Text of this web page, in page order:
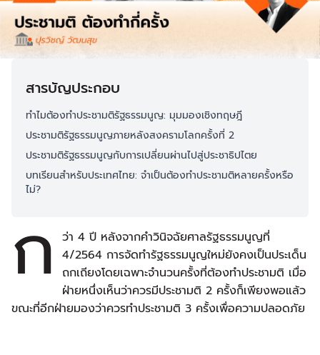
สารบัญประกอบ
ทำไมต้องทำประชามติรัฐธรรมนูญ: มุมมองเชิงทฤษฎี
ประชามติรัฐธรรมนูญภายหลังสงครามโลกครั้งที่ 2
ประชามติรัฐธรรมนูญกับการเปลี่ยนผ่านไปสู่ประชาธิปไตย
บทเรียนสำหรับประเทศไทย: จำเป็นต้องทำประชามติหลายครั้งหรือ
ไม่?
ก
ว่า 4 ปี หลังจากคำวินิจฉัยศาลรัฐธรรมนูญที่
4/2564 การจัดทำรัฐธรรมนูญใหม่ยังคงเป็นประเด็น
ถกเถียงโดยเฉพาะจำนวนครั้งที่ต้องทำประชามติ เมื่อ
ฝ่ายหนึ่งเห็นว่าควรมีประชามติ 2 ครั้งก็เพียงพอแล้ว
ขณะที่อีกฝ่ายมองว่าควรทำประชามติ 3 ครั้งเพื่อความปลอดภัย